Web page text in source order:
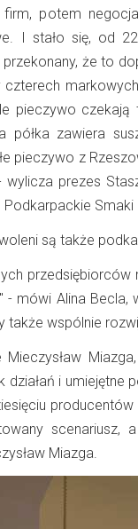
potem
I stało się, od
że to
czterech
pieczywo
półka zawiera
pieczywo z
prezes
są także
mówi Alina Becla,
także wspólnie
działań i
scenariusz,
Miazga.